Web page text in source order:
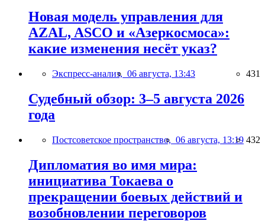
Новая модель управления для
AZAL, ASCO и «Азеркосмоса»:
какие изменения несёт указ?
Экспресс-анализ, 06 августа, 13:43 431
Судебный обзор: 3–5 августа 2026
года
Постсоветское пространство, 06 августа, 13:19 432
Дипломатия во имя мира:
инициатива Токаева о
прекращении боевых действий и
возобновлении переговоров